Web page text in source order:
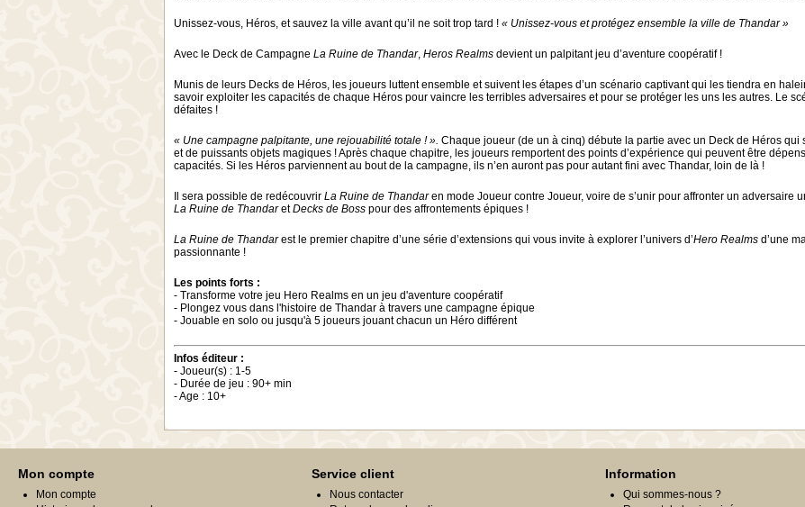
Unissez-vous, Héros, et sauvez la ville avant qu’il ne soit trop tard ! « Unissez-vous et protégez ensemble la ville de Thandar »
Avec le Deck de Campagne La Ruine de Thandar, Heros Realms devient un palpitant jeu d’aventure coopératif !
Munis de leurs Decks de Héros, les joueurs luttent ensemble et suivent les étapes d’un scénario captivant qui les tiendra en
savoir exploiter les capacités de chaque Héros pour vaincre les terribles adversaires et pour se protéger les uns les autres. Le
défaites !
« Une campagne palpitante, une rejouabilité totale ! ». Chaque joueur (de un à cinq) débute la partie avec un Deck de Héros qui
et de puissants objets magiques ! Après chaque chapitre, les joueurs remportent des points d’expérience qui peuvent être
capacités. Si les Héros parviennent au bout de la campagne, ils n’en auront pas pour autant fini avec Thandar, loin de là !
Il sera possible de redécouvrir La Ruine de Thandaren mode Joueur contre Joueur, voire de s’unir pour affronter un adversaire
La Ruine de ThandaretDecks de Boss pour des affrontements épiques !
La Ruine de Thandarest le premier chapitre d’une série d’extensions qui vous invite à explorer l’univers d’Hero Realms d’une
passionnante !
Les points forts :
- Transforme votre jeu Hero Realms en un jeu d'aventure coopératif
- Plongez vous dans l'histoire de Thandar à travers une campagne épique
- Jouable en solo ou jusqu'à 5 joueurs jouant chacun un Héro différent
Infos éditeur :
- Joueur(s) : 1-5
- Durée de jeu : 90+ min
- Age : 10+
Mon compte
Mon compte
Service client
Nous contacter
Information
Qui sommes-nous ?